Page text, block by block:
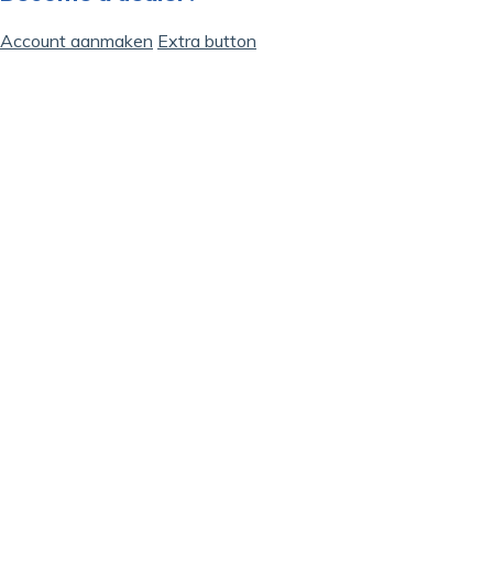
Account aanmaken Extra button